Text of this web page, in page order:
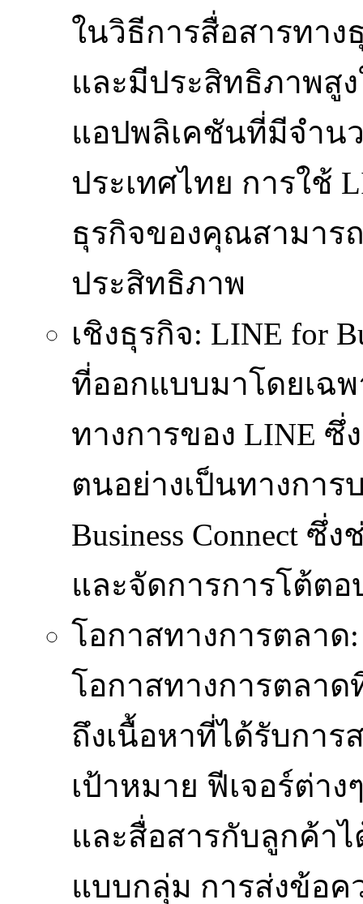
ในวิธีการสื่อสารทาง
และมีประสิทธิภาพสู
แอปพลิเคชันที่มีจำน
ประเทศไทย การใช้
ธุรกิจของคุณสามาร
ประสิทธิภาพ
เชิงธุรกิจ: LINE for
ที่ออกแบบมาโดยเฉ
ทางการของ LINE ซึ่
ตนอย่างเป็นทางกา
Business Connect ซึ่
และจัดการการโต้ต
โอกาสทางการตลา
โอกาสทางการตลา
ถึงเนื้อหาที่ได้รับกา
เป้าหมาย ฟีเจอร์ต่า
และสื่อสารกับลูกค้า
แบบกลุ่ม การส่งข้อค